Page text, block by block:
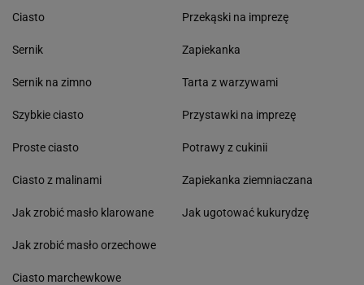
Ciasto
Sernik
Sernik na zimno
Szybkie ciasto
Proste ciasto
Ciasto z malinami
Jak zrobić masło klarowane
Jak zrobić masło orzechowe
Ciasto marchewkowe
Przekąski na imprezę
Zapiekanka
Tarta z warzywami
Przystawki na imprezę
Potrawy z cukinii
Zapiekanka ziemniaczana
Jak ugotować kukurydzę